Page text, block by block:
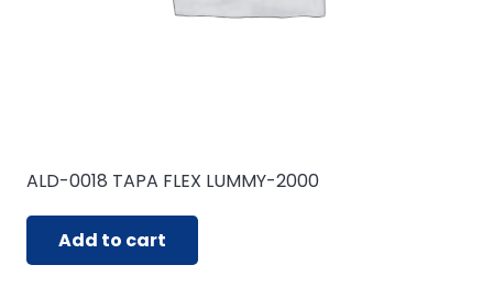
ALD-0018 TAPA FLEX LUMMY-2000
Add to cart